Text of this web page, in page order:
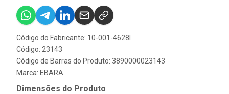
Código do Fabricante: 10-001-4628I
Código: 23143
Código de Barras do Produto: 3890000023143
Marca: EBARA
Dimensões do Produto